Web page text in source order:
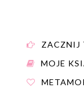
ZACZNIJ
MOJE